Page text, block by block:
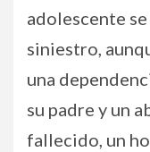
adolescente
siniestro,
una
su padre y un
fallecido, un